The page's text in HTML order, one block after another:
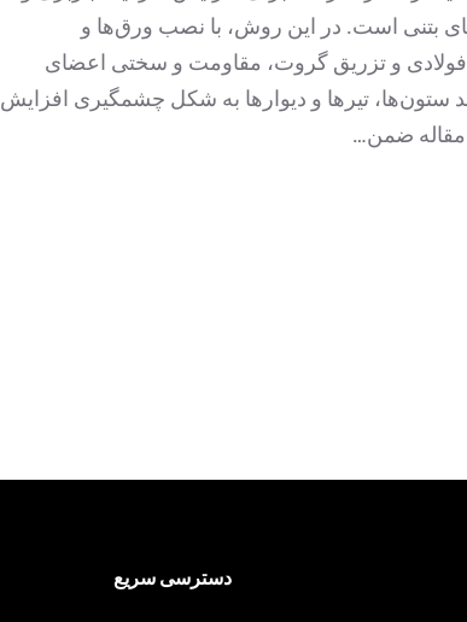
بتنی است. در این روش، با نصب ورق‌ها و
و تزریق گروت، مقاومت و سختی اعضای
ستون‌ها، تیرها و دیوارها به شکل چشمگیری افزایش
مقاله ضمن…
دسترسی سریع